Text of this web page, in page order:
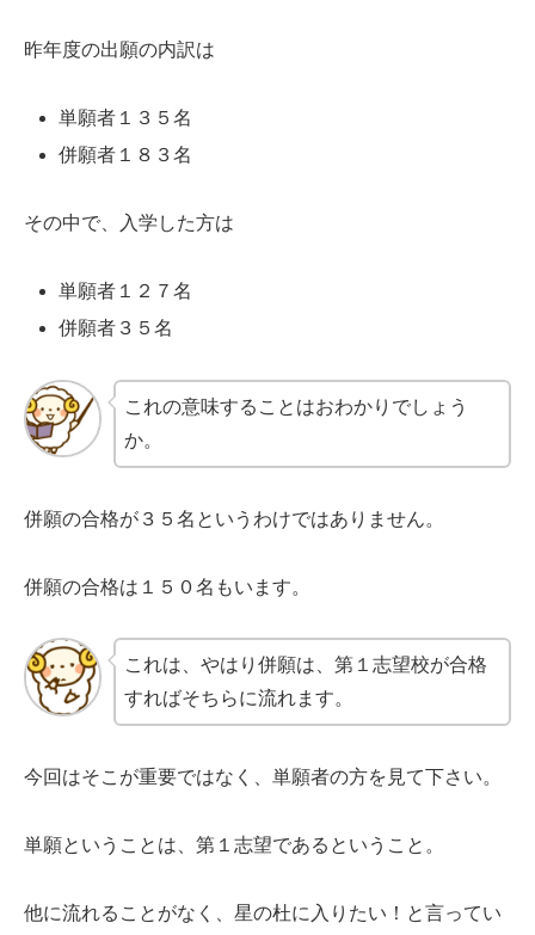
昨年度の出願の内訳は
単願者１３５名
併願者１８３名
その中で、入学した方は
単願者１２７名
併願者３５名
これの意味することはおわかりでしょう
か。
併願の合格が３５名というわけではありません。
併願の合格は１５０名もいます。
これは、やはり併願は、第１志望校が合格
すればそちらに流れます。
今回はそこが重要ではなく、単願者の方を見て下さい。
単願ということは、第１志望であるということ。
他に流れることがなく、星の杜に入りたい！と言ってい